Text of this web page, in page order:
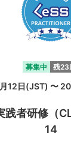
募集中 残23
12日(JST) 〜
践者研修（
14